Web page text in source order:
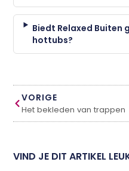
Biedt Relaxed Buiten
hottubs?
VORIGE
Het bekleden van trappen
VIND JE DIT ARTIKEL